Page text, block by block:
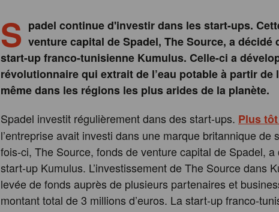
S padel continue d'investir dans les start-ups.
venture capital de Spadel, The Source, a décidé
start-up franco-tunisienne Kumulus. Celle-ci a
révolutionnaire qui extrait de l’eau potable à partir de
même dans les régions les plus arides de la planète.
Spadel investit régulièrement dans des start-ups. Plus
l’entreprise avait investi dans une marque britannique de
fois-ci, The Source, fonds de venture capital de Spadel, a
start-up Kumulus. L’investissement de The Source dans
levée de fonds auprès de plusieurs partenaires et
montant total de 3 millions d’euros. La start-up franco-